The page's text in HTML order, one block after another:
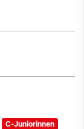
C-Juniorinnen